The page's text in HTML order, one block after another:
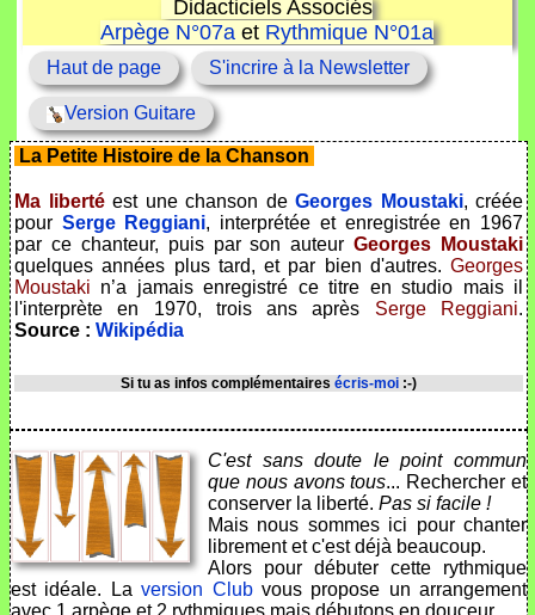
Didacticiels Associés
Arpège N°07a et Rythmique N°01a
Haut de page S'incrire à la Newsletter
Version Guitare
La Petite Histoire de la Chanson
Ma libertéest une chanson de Georges Moustaki, créée
pour Serge Reggiani, interprétée et enregistrée en 1967
par ce chanteur, puis par son auteurGeorges Moustaki
quelques années plus tard, et par bien d'autres. Georges
Moustaki n’a jamais enregistré ce titre en studio mais il
l'interprète en 1970, trois ans après Serge Reggiani.
Source : Wikipédia
Si tu as infos complémentaires écris-moi :-)
C'est sans doute le point commun
que nous avons tous... Rechercher et
conserver la liberté. Pas si facile !
Mais nous sommes ici pour chanter
librement et c'est déjà beaucoup.
Alors pour débuter cette rythmique
est idéale. Laversion Clubvous propose un arrangement